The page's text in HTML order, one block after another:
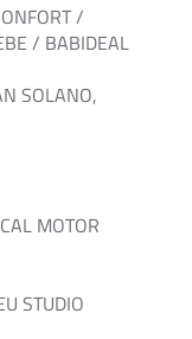
/
/ BABIDEAL
SOLANO,
MOTOR
STUDIO